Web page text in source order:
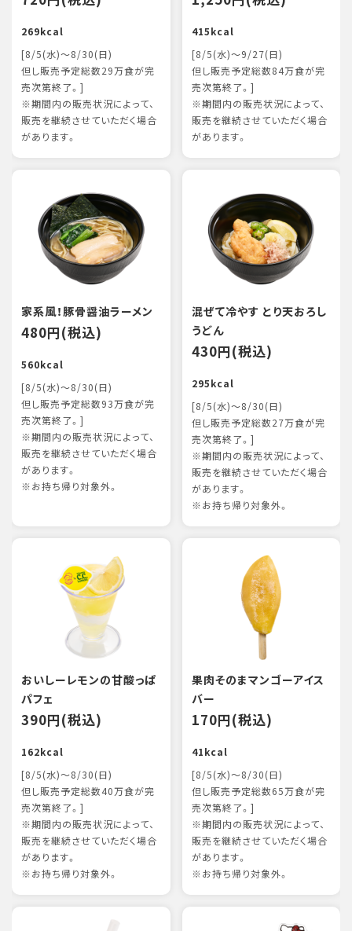
269kcal
[8/5(水)～8/30(日)
但し販売予定総数29万食が完
売次第終了。]
※期間内の販売状況によって、
販売を継続させていただく場合
があります。
415kcal
[8/5(水)～9/27(日)
但し販売予定総数84万食が完
売次第終了。]
※期間内の販売状況によって、
販売を継続させていただく場合
があります。
家系風！豚骨醤油ラーメン
480円(税込)
560kcal
[8/5(水)～8/30(日)
但し販売予定総数93万食が完
売次第終了。]
※期間内の販売状況によって、
販売を継続させていただく場合
があります。
※お持ち帰り対象外。
混ぜて冷やす とり天おろし
うどん
430円(税込)
295kcal
[8/5(水)～8/30(日)
但し販売予定総数27万食が完
売次第終了。]
※期間内の販売状況によって、
販売を継続させていただく場合
があります。
※お持ち帰り対象外。
おいしーレモンの甘酸っぱ
パフェ
390円(税込)
162kcal
[8/5(水)～8/30(日)
但し販売予定総数40万食が完
売次第終了。]
※期間内の販売状況によって、
販売を継続させていただく場合
があります。
※お持ち帰り対象外。
果肉そのまマンゴーアイス
バー
170円(税込)
41kcal
[8/5(水)～8/30(日)
但し販売予定総数65万食が完
売次第終了。]
※期間内の販売状況によって、
販売を継続させていただく場合
があります。
※お持ち帰り対象外。